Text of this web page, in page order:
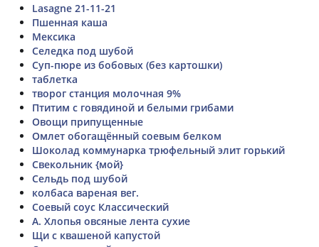
Lasagne 21-11-21
Пшенная каша
Мексика
Селедка под шубой
Суп-пюре из бобовых (без картошки)
таблетка
творог станция молочная 9%
Птитим с говядиной и белыми грибами
Овощи припущенные
Омлет обогащённый соевым белком
Шоколад коммунарка трюфельный элит горький
Свекольник {мой}
Сельдь под шубой
колбаса вареная вег.
Соевый соус Классический
А. Хлопья овсяные лента сухие
Щи с квашеной капустой